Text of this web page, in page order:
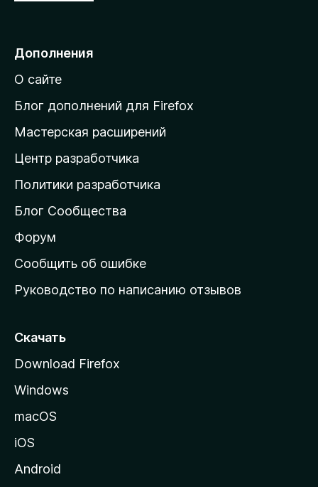
е
й
т
и
а
д
о
а
ш
н
ю
т
а
н
у
M
Дополнения
О сайте
Блог дополнений для Firefox
Мастерская расширений
Центр разработчика
Политики разработчика
Блог Сообщества
Форум
Сообщить об ошибке
Руководство по написанию отзывов
Скачать
Download Firefox
Windows
macOS
iOS
Android